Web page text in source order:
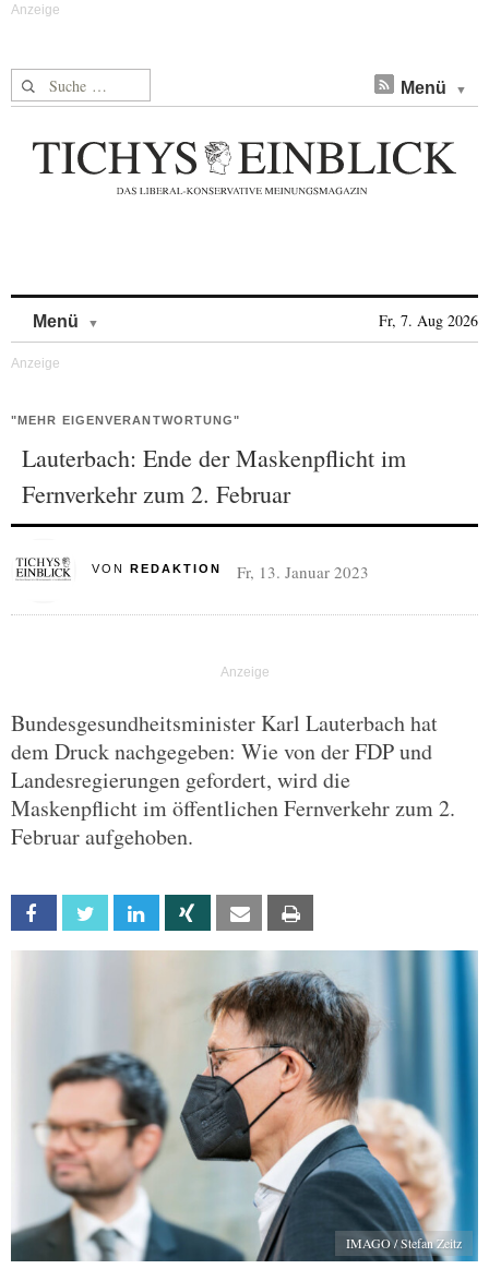
Suche nach: Menü
Menü Fr, 7. Aug 2026
"MEHR EIGENVERANTWORTUNG"
Lauterbach: Ende der Maskenpflicht im
Fernverkehr zum 2. Februar
VON REDAKTION Fr, 13. Januar 2023
Bundesgesundheitsminister Karl Lauterbach hat
dem Druck nachgegeben: Wie von der FDP und
Landesregierungen gefordert, wird die
Maskenpflicht im öffentlichen Fernverkehr zum 2.
Februar aufgehoben.
Facebook Twitter Linkedin Xing Email
IMAGO / Stefan Zeitz